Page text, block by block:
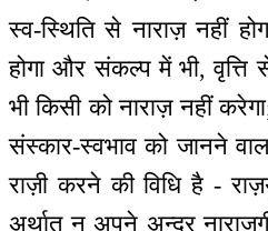
स्व-स्थिति से नाराज़ नहीं
होगा और संकल्प में भी, वृत्ति
भी किसी को नाराज़ नहीं
संस्कार-स्वभाव को जानने
राज़ी करने की विधि है -
अर्थात् न अपने अन्दर